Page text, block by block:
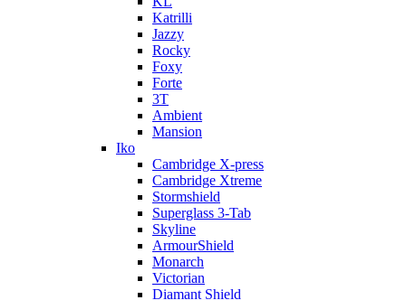
Katrilli
Jazzy
Rocky
Foxy
Forte
3T
Ambient
Mansion
Iko
Cambridge X-press
Cambridge Xtreme
Stormshield
Superglass 3-Tab
Skyline
ArmourShield
Monarch
Victorian
Diamant Shield